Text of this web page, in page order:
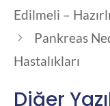
Edilmeli –
Pankreas
Hastalıkları
Diğer